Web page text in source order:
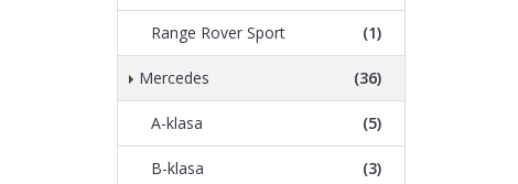
Range Rover Sport (1)
Mercedes (36)
A-klasa (5)
B-klasa (3)